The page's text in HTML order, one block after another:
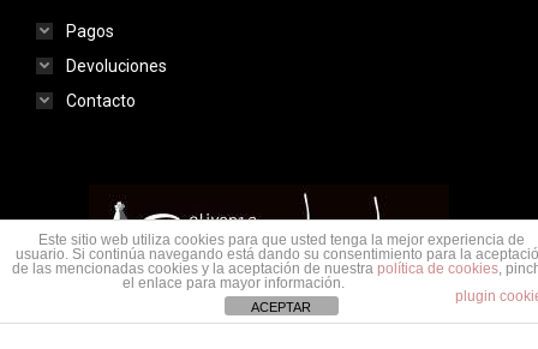
Pagos
Devoluciones
Contacto
Menu legal
Este sitio web utiliza cookies para que usted tenga la mejor experiencia de
usuario. Si continúa navegando está dando su consentimiento para la
de las mencionadas cookies y la aceptación de nuestra política de cookies,
el enlace para mayor información.
plugin
ACEPTAR